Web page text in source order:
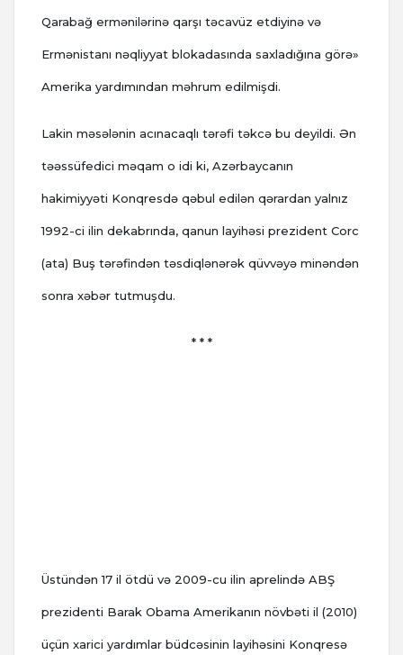
Qarabağ ermənilərinə qarşı təcavüz etdiyinə və
Ermənistanı nəqliyyat blokadasında saxladığına görə»
Amerika yardımından məhrum edilmişdi.
Lakin məsələnin acınacaqlı tərəfi təkcə bu deyildi. Ən
təəssüfedici məqam o idi ki, Azərbaycanın
hakimiyyəti Konqresdə qəbul edilən qərardan yalnız
1992-ci ilin dekabrında, qanun layihəsi prezident Corc
(ata) Buş tərəfindən təsdiqlənərək qüvvəyə minəndən
sonra xəbər tutmuşdu.
* * *
Üstündən 17 il ötdü və 2009-cu ilin aprelində ABŞ
prezidenti Barak Obama Amerikanın növbəti il (2010)
üçün xarici yardımlar büdcəsinin layihəsini Konqresə